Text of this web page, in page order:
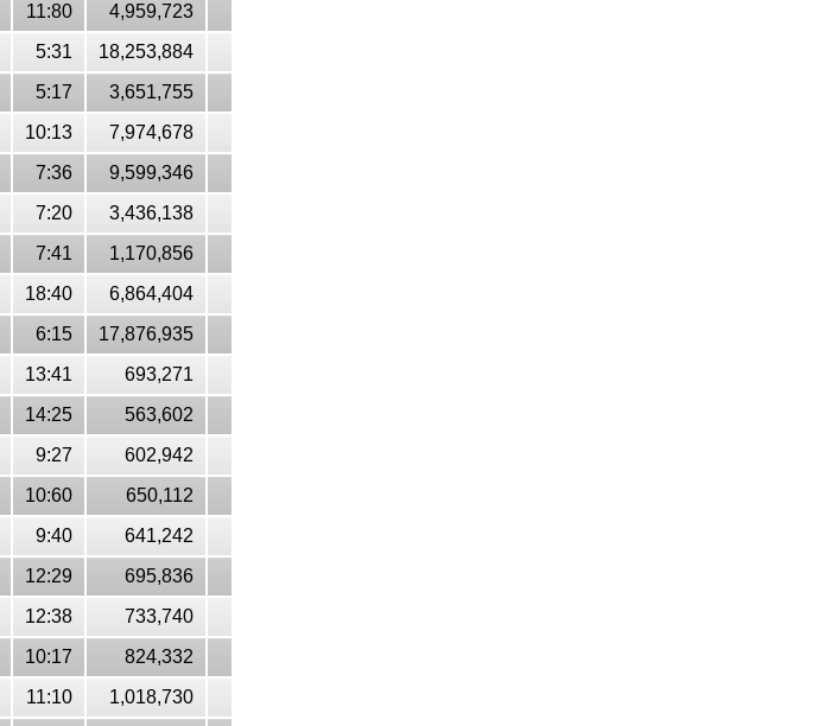
11:80
4,959,723
5:31
18,253,884
5:17
3,651,755
10:13
7,974,678
7:36
9,599,346
7:20
3,436,138
7:41
1,170,856
18:40
6,864,404
6:15
17,876,935
13:41
693,271
14:25
563,602
9:27
602,942
10:60
650,112
9:40
641,242
12:29
695,836
12:38
733,740
10:17
824,332
11:10
1,018,730